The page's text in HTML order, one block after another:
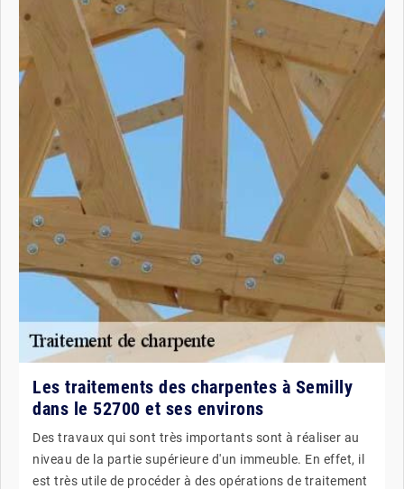
Les traitements des charpentes à Semilly
dans le 52700 et ses environs
Des travaux qui sont très importants sont à réaliser au
niveau de la partie supérieure d'un immeuble. En effet, il
est très utile de procéder à des opérations de traitement